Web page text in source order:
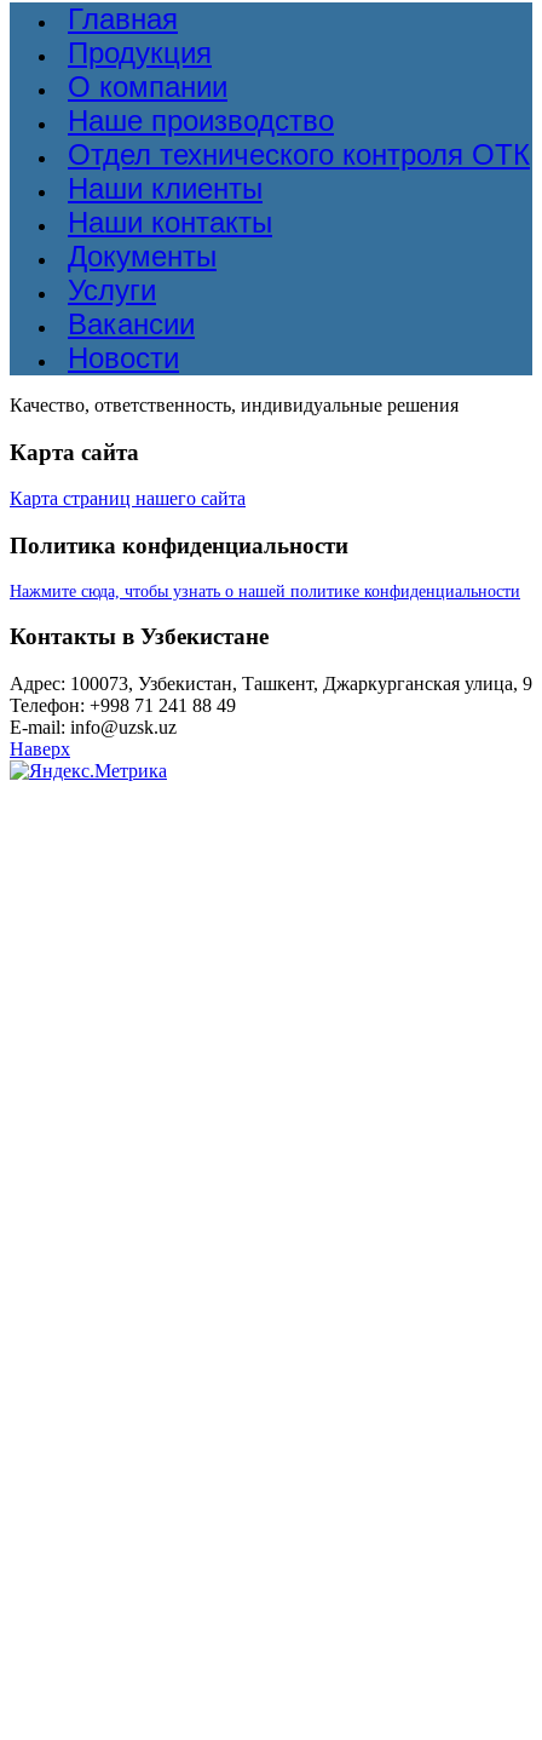
Главная
Продукция
О компании
Наше производство
Отдел технического контроля ОТК
Наши клиенты
Наши контакты
Документы
Услуги
Вакансии
Новости
Качество, ответственность, индивидуальные решения
Карта сайта
Карта страниц нашего сайта
Политика конфиденциальности
Нажмите сюда, чтобы узнать о нашей политике конфиденциальности
Контакты в Узбекистане
Адрес: 100073, Узбекистан, Ташкент, Джаркурганская улица, 9
Телефон: +998 71 241 88 49
E-mail: info@uzsk.uz
Наверх